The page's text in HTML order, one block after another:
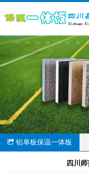
铝单板保温一体板
四川